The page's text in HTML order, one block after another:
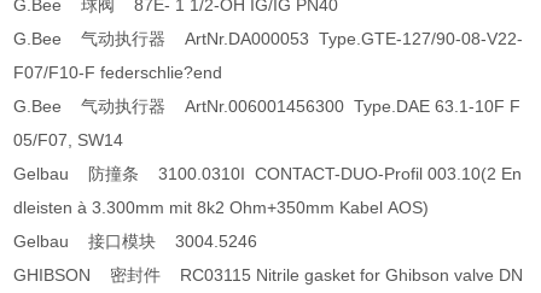
G.Bee 球阀 87E- 1 1/2-OH IG/IG PN40
G.Bee 气动执行器 ArtNr.DA000053 Type.GTE-127/90-08-V22-
F07/F10-F federschlie?end
G.Bee 气动执行器 ArtNr.006001456300 Type.DAE 63.1-10F F
05/F07, SW14
Gelbau 防撞条 3100.0310I CONTACT-DUO-Profil 003.10(2 En
dleisten à 3.300mm mit 8k2 Ohm+350mm Kabel AOS)
Gelbau 接口模块 3004.5246
GHIBSON 密封件 RC03115 Nitrile gasket for Ghibson valve DN